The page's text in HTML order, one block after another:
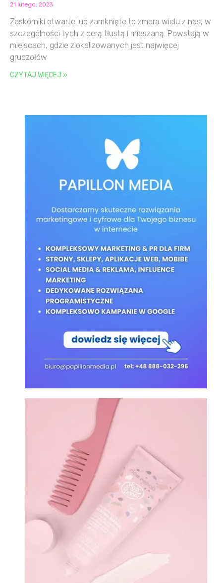
21 lutego, 2023
Zaskórniki otwarte lub zamknięte to zmora wielu z nas, w
szczególności tych z cerą tłustą i mieszaną. Powstają w
miejscach, gdzie zlokalizowanych jest najwięcej
gruczołów
CZYTAJ WIĘCEJ »